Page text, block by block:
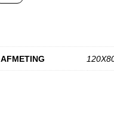
AFMETING